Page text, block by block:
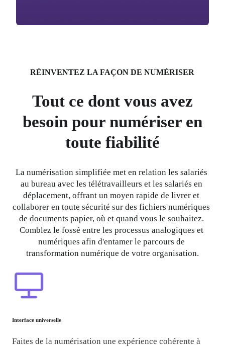
RÉINVENTEZ LA FAÇON DE NUMÉRISER
Tout ce dont vous avez
besoin pour numériser en
toute fiabilité
La numérisation simplifiée met en relation les salariés
au bureau avec les télétravailleurs et les salariés en
déplacement, offrant un moyen rapide de livrer et
collaborer en toute sécurité sur des fichiers numériques
de documents papier, où et quand vous le souhaitez.
Comblez le fossé entre les processus analogiques et
numériques afin d'entamer le parcours de
transformation numérique de votre organisation.
Interface universelle
Faites de la numérisation une expérience cohérente à